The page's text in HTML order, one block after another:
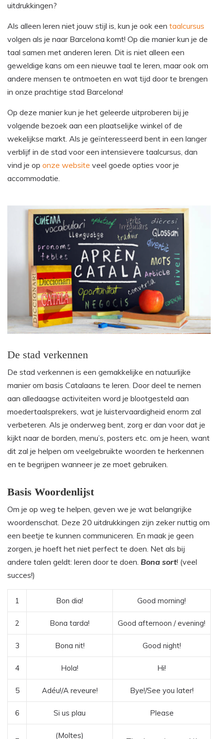
uitdrukkingen?
Als alleen leren niet jouw stijl is, kun je ook een taalcursus
volgen als je naar Barcelona komt! Op die manier kun je de
taal samen met anderen leren. Dit is niet alleen een
geweldige kans om een nieuwe taal te leren, maar ook om
andere mensen te ontmoeten en wat tijd door te brengen
in onze prachtige stad Barcelona!
Op deze manier kun je het geleerde uitproberen bij je
volgende bezoek aan een plaatselijke winkel of de
wekelijkse markt. Als je geïnteresseerd bent in een langer
verblijf in de stad voor een intensievere taalcursus, dan
vind je op onze website veel goede opties voor je
accommodatie.
De stad verkennen
De stad verkennen is een gemakkelijke en natuurlijke
manier om basis Catalaans te leren. Door deel te nemen
aan alledaagse activiteiten word je blootgesteld aan
moedertaalsprekers, wat je luistervaardigheid enorm zal
verbeteren. Als je onderweg bent, zorg er dan voor dat je
kijkt naar de borden, menu’s, posters etc. om je heen, want
dit zal je helpen om veelgebruikte woorden te herkennen
en te begrijpen wanneer je ze moet gebruiken.
Basis Woordenlijst
Om je op weg te helpen, geven we je wat belangrijke
woordenschat. Deze 20 uitdrukkingen zijn zeker nuttig om
een beetje te kunnen communiceren. En maak je geen
zorgen, je hoeft het niet perfect te doen. Net als bij
andere talen geldt: leren door te doen. Bona sort! (veel
succes!)
1 Bon dia! Good morning!
2 Bona tarda! Good afternoon / evening!
3 Bona nit! Good night!
4 Hola! Hi!
5 Adéu!/A reveure! Bye!/See you later!
6 Si us plau Please
(Moltes)